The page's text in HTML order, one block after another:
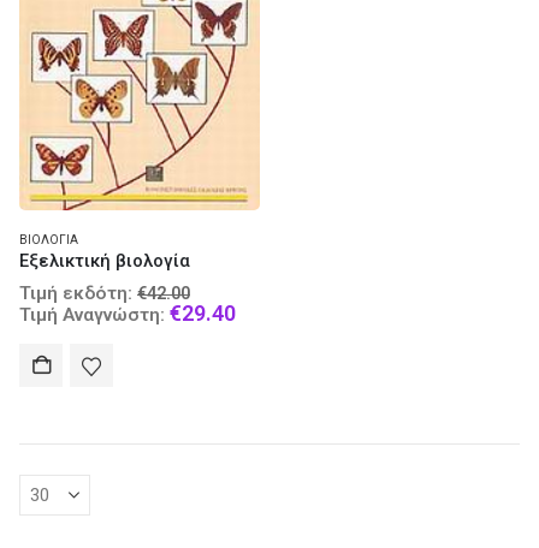
ΒΙΟΛΟΓΊΑ
Εξελικτική βιολογία
Τιμή εκδότη: €42.00
price
Τιμή Αναγνώστη: €29.40Current